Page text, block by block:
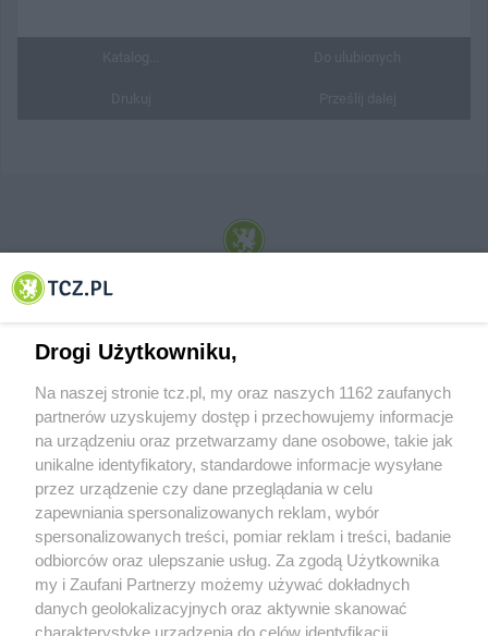
© 2001-2026 Tczew - TCZ.PL Sp. z o.o. Internetowy Serwis Informacyjny Miasta
O FIRMIE POLITYKA PRYWATNOŚCI HOSTING
REKLAMA WSPÓŁPRACA RSS FACEBOOK KONTAKT
Nasze serwisy
Drogi Użytkowniku,
Na naszej stronie tcz.pl, my oraz naszych 1162 zaufanych
partnerów uzyskujemy dostęp i przechowujemy informacje
na urządzeniu oraz przetwarzamy dane osobowe, takie jak
unikalne identyfikatory, standardowe informacje wysyłane
przez urządzenie czy dane przeglądania w celu
zapewniania spersonalizowanych reklam, wybór
spersonalizowanych treści, pomiar reklam i treści, badanie
odbiorców oraz ulepszanie usług. Za zgodą Użytkownika
my i Zaufani Partnerzy możemy używać dokładnych
danych geolokalizacyjnych oraz aktywnie skanować
charakterystykę urządzenia do celów identyfikacji.